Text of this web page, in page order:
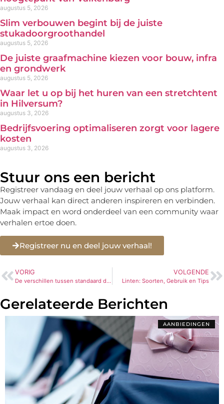
augustus 5, 2026
Slim verbouwen begint bij de juiste
stukadoorgroothandel
augustus 5, 2026
De juiste graafmachine kiezen voor bouw, infra
en grondwerk
augustus 5, 2026
Waar let u op bij het huren van een stretchtent
in Hilversum?
augustus 3, 2026
Bedrijfsvoering optimaliseren zorgt voor lagere
kosten
augustus 3, 2026
Stuur ons een bericht
Registreer vandaag en deel jouw verhaal op ons platform.
Jouw verhaal kan direct anderen inspireren en verbinden.
Maak impact en word onderdeel van een community waar
verhalen ertoe doen.
Registreer nu en deel jouw verhaal!
VORIG
De verschillen tussen standaard dozen en dozen met klep
VOLGENDE
Linten: Soorten, Gebruik en Tips
Gerelateerde Berichten
AANBIEDINGEN